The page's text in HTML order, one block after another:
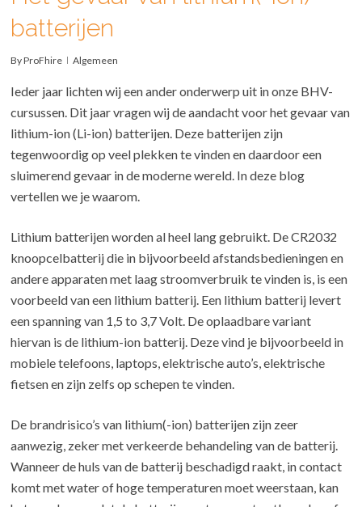
batterijen
ByProFhire Algemeen
Ieder jaar lichten wij een ander onderwerp uit in onze BHV-
cursussen. Dit jaar vragen wij de aandacht voor het gevaar van
lithium-ion (Li-ion) batterijen. Deze batterijen zijn
tegenwoordig op veel plekken te vinden en daardoor een
sluimerend gevaar in de moderne wereld. In deze blog
vertellen we je waarom.
Lithium batterijen worden al heel lang gebruikt. De CR2032
knoopcelbatterij die in bijvoorbeeld afstandsbedieningen en
andere apparaten met laag stroomverbruik te vinden is, is een
voorbeeld van een lithium batterij. Een lithium batterij levert
een spanning van 1,5 to 3,7 Volt. De oplaadbare variant
hiervan is de lithium-ion batterij. Deze vind je bijvoorbeeld in
mobiele telefoons, laptops, elektrische auto’s, elektrische
fietsen en zijn zelfs op schepen te vinden.
De brandrisico’s van lithium(-ion) batterijen zijn zeer
aanwezig, zeker met verkeerde behandeling van de batterij.
Wanneer de huls van de batterij beschadigd raakt, in contact
komt met water of hoge temperaturen moet weerstaan, kan